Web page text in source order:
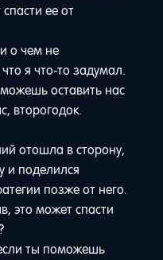
ее от
о чем не
я что-то задумал.
оставить нас
второгодок.
отошла в сторону,
и поделился
позже от него.
это может спасти
ты поможешь